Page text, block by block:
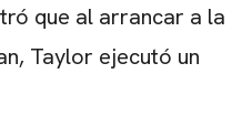
que al arrancar a la
Taylor ejecutó un